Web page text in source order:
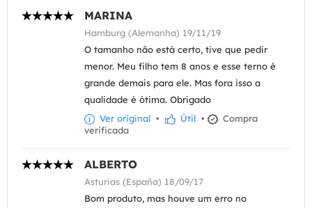
MARINA
Hamburg (Alemanha) 19/11/19
O tamanho não está certo, tive que pedir
menor. Meu filho tem 8 anos e esse terno é
grande demais para ele. Mas fora isso a
qualidade é ótima. Obrigado
Ver original • Útil •
Compra
verificada
ALBERTO
Asturias (España) 18/09/17
Bom produto, mas houve um erro no